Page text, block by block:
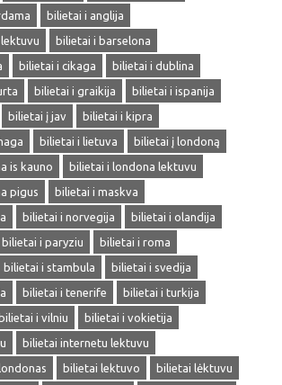
bilietai i anglija
bilietai i barselona
bilietai i cikaga
bilietai i dublina
bilietai i graikija
bilietai i ispanija
bilietai į jav
bilietai i kipra
bilietai i lietuva
bilietai į londoną
is kauno
bilietai i londona lektuvu
pigus
bilietai i maskva
bilietai i norvegija
bilietai i olandija
bilietai i paryziu
bilietai i roma
bilietai i stambula
bilietai i svedija
bilietai i tenerife
bilietai i turkija
bilietai i vilniu
bilietai i vokietija
bilietai internetu lektuvu
bilietai lektuvo
bilietai lėktuvu